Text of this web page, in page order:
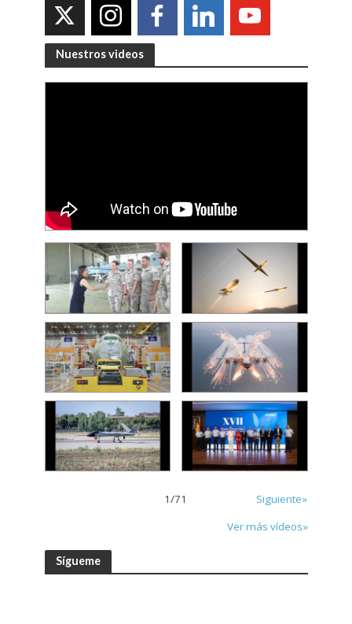
Nuestros videos
1/71
Siguiente»
Ver más vídeos»
Sígueme